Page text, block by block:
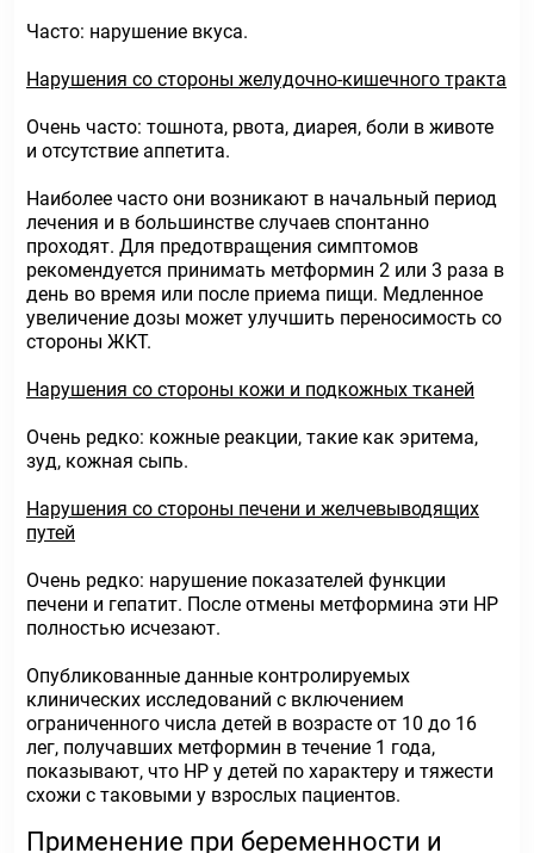
Часто: нарушение вкуса.
Нарушения со стороны желудочно-кишечного тракта
Очень часто: тошнота, рвота, диарея, боли в животе
и отсутствие аппетита.
Наиболее часто они возникают в начальный период
лечения и в большинстве случаев спонтанно
проходят. Для предотвращения симптомов
рекомендуется принимать метформин 2 или 3 раза в
день во время или после приема пищи. Медленное
увеличение дозы может улучшить переносимость со
стороны ЖКТ.
Нарушения со стороны кожи и подкожных тканей
Очень редко: кожные реакции, такие как эритема,
зуд, кожная сыпь.
Нарушения со стороны печени и желчевыводящих
путей
Очень редко: нарушение показателей функции
печени и гепатит. После отмены метформина эти HP
полностью исчезают.
Опубликованные данные контролируемых
клинических исследований с включением
ограниченного числа детей в возрасте от 10 до 16
лег, получавших метформин в течение 1 года,
показывают, что НР у детей по характеру и тяжести
схожи с таковыми у взрослых пациентов.
Применение при беременности и